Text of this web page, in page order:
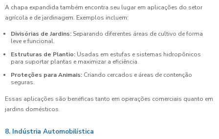
A chapa expandida também encontra seu lugar em aplicações do setor
agrícola e de jardinagem. Exemplos incluem:
Divisórias de Jardins: Separando diferentes áreas de cultivo de forma
leve e funcional.
Estruturas de Plantio: Usadas em estufas e sistemas hidropônicos
para suportar plantas e maximizar a eficiência.
Proteções para Animais: Criando cercados e áreas de contenção
seguras.
Essas aplicações são benéficas tanto em operações comerciais quanto em
jardins domésticos.
8. Indústria Automobilística